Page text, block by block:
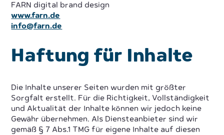
FARN digital brand design
www.farn.de
info@farn.de
Haftung für Inhalte
Die Inhalte unserer Seiten wurden mit größter
Sorgfalt erstellt. Für die Richtigkeit, Vollständigkeit
und Aktualität der Inhalte können wir jedoch keine
Gewähr übernehmen. Als Diensteanbieter sind wir
gemäß § 7 Abs.1 TMG für eigene Inhalte auf diesen